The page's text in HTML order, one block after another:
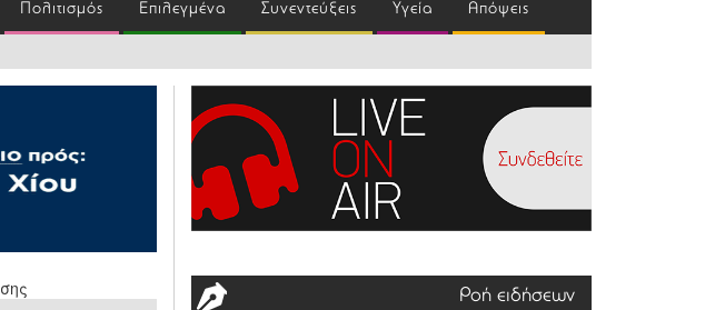
Πολιτισμός Επιλεγμένα Συνεντεύξεις Υγεία Απόψεις
Ροή ειδήσεων